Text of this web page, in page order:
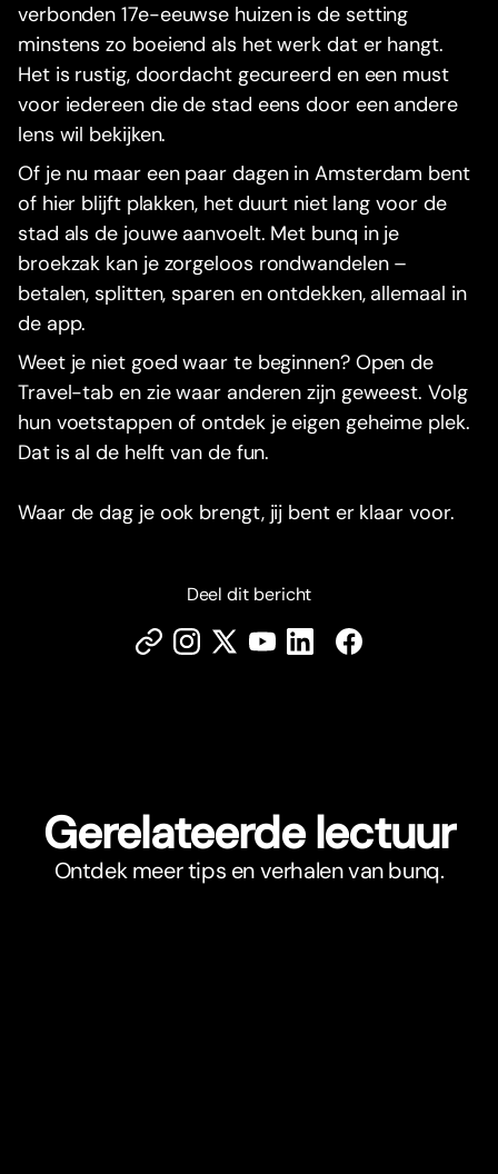
verbonden 17e-eeuwse huizen is de setting
minstens zo boeiend als het werk dat er hangt.
Het is rustig, doordacht gecureerd en een must
voor iedereen die de stad eens door een andere
lens wil bekijken.
Of je nu maar een paar dagen in Amsterdam bent
of hier blijft plakken, het duurt niet lang voor de
stad als de jouwe aanvoelt. Met bunq in je
broekzak kan je zorgeloos rondwandelen –
betalen, splitten, sparen en ontdekken, allemaal in
de app.
Weet je niet goed waar te beginnen? Open de
Travel-tab en zie waar anderen zijn geweest. Volg
hun voetstappen of ontdek je eigen geheime plek.
Dat is al de helft van de fun.
Waar de dag je ook brengt, jij bent er klaar voor.
Deel dit bericht
Gerelateerde lectuur
Ontdek meer tips en verhalen van bunq.